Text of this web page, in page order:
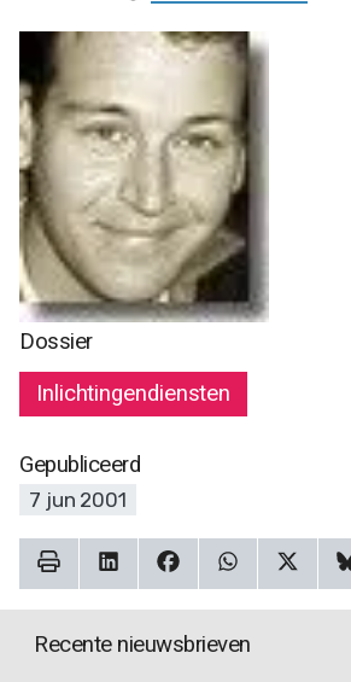
Dossier
Inlichtingendiensten
Gepubliceerd
7 jun 2001
Recente nieuwsbrieven